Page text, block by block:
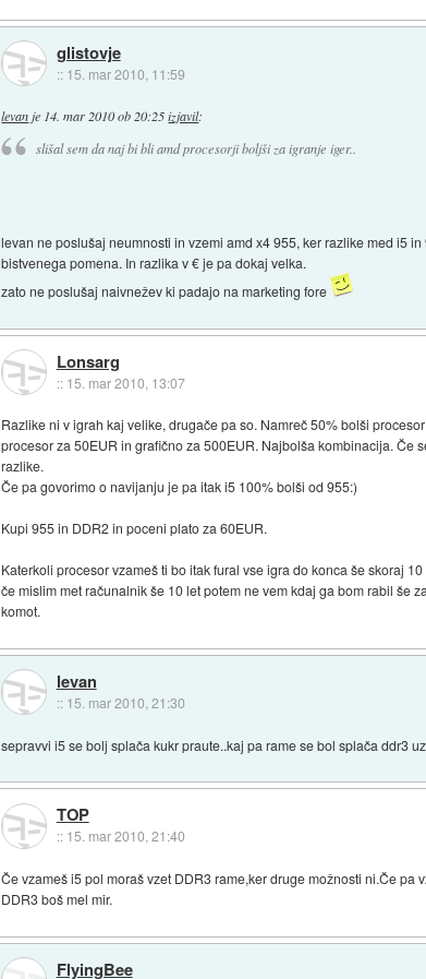
glistovje
:: 15. mar 2010, 11:59
levan je 14. mar 2010 ob 20:25 izjavil:
slišal sem da naj bi bli amd procesorji boljši za igranje iger..
levan ne poslušaj neumnosti in vzemi amd x4 955, ker razlike med i5
bistvenega pomena. In razlika v € je pa dokaj velka.
zato ne poslušaj naivnežev ki padajo na marketing fore
Lonsarg
:: 15. mar 2010, 13:07
Razlike ni v igrah kaj velike, drugače pa so. Namreč 50% bolši
procesor za 50EUR in grafično za 500EUR. Najbolša kombinacija. Če
razlike.
Če pa govorimo o navijanju je pa itak i5 100% bolši od 955:)
Kupi 955 in DDR2 in poceni plato za 60EUR.
Katerkoli procesor vzameš ti bo itak fural vse igra do konca še skoraj
če mislim met računalnik še 10 let potem ne vem kdaj ga bom rabil še
komot.
levan
:: 15. mar 2010, 21:30
sepravvi i5 se bolj splača kukr praute..kaj pa rame se bol splača ddr3
TOP
:: 15. mar 2010, 21:40
Če vzameš i5 pol moraš vzet DDR3 rame,ker druge možnosti ni.Če
DDR3 boš mel mir.
FlyingBee